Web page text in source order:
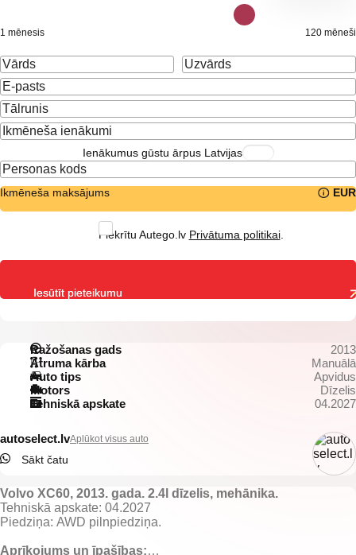
1 mēnesis 120 mēneši
Ienākumus gūstu ārpus Latvijas
Ikmēneša maksājums EUR
Piekrītu Autego.lv Privātuma politikai.
Ražošanas gads
2013
Ātruma kārba
Manuālā
Auto tips
Apvidus
Motors
Dīzelis
Tehniskā apskate
04.2027
autoselect.lvAplūkot visus auto
Sākt čatu
Volvo XC60, 2013. gada. 2.4l dīzelis, mehānika.
Tehniskā apskate: 04.2027
Piedziņa: AWD pilnpiedziņa.
Aprīkojums un īpašības: